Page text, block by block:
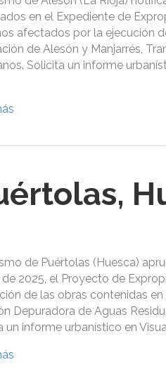
en el Expediente de
afectados por la ejecución
de Alesón y Manjarrés,
Solicita un informe
de Puértolas (Huesca)
2025, el Proyecto de
de las obras contenidas
Depuradora de Aguas
un informe urbanístico en